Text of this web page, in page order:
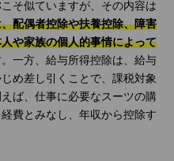
そ似ていますが、その内容は
配偶者控除や扶養控除、障害
や家族の個人的事情によって
。一方、給与所得控除は、給与
め差し引くことで、課税対象
ば、仕事に必要なスーツの購
費とみなし、年収から控除す